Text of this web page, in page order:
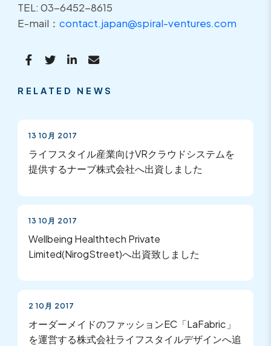
TEL: 03-6452-8615
E-mail：contact.japan@spiral-ventures.com
RELATED NEWS
13 10月 2017
ライフスタイル産業向けVRクラウドシステムを
提供するナーブ株式会社へ出資しました
13 10月 2017
Wellbeing Healthtech Private
Limited(NirogStreet)へ出資致しました
2 10月 2017
オーダーメイドのファッションEC「LaFabric」
を運営する株式会社ライフスタイルデザインへ追